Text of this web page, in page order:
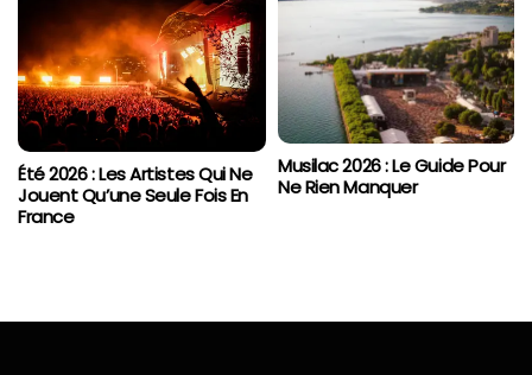
Été 2026 : Les Artistes Qui Ne
Jouent Qu’une Seule Fois En
France
Musilac 2026 : Le Guide Pour
Ne Rien Manquer